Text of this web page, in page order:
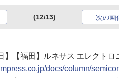
(12/13) 次の画
】【福田】ルネサス エレクトロ
docs/column/